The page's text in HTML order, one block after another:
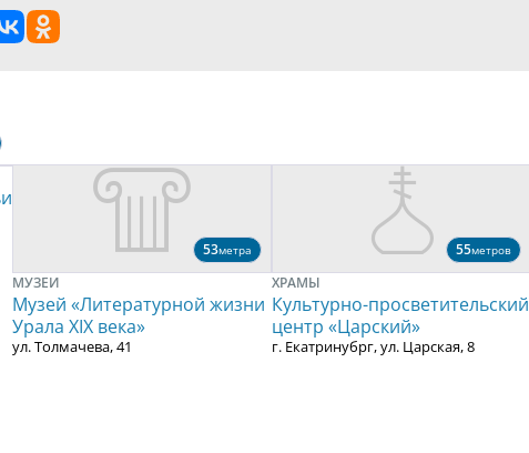
53метра
МУЗЕИ
Музей «Литературной жизни
Урала ХIХ века»
ул. Толмачева, 41
55метров
ХРАМЫ
Культурно-просветительский
центр «Царский»
г. Екатринубрг, ул. Царская, 8